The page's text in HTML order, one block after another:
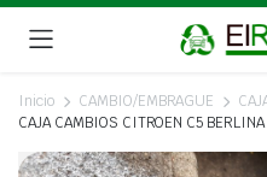
Inicio CAMBIO/EMBRAGUE
CAJA CAMBIOS CITROEN C5